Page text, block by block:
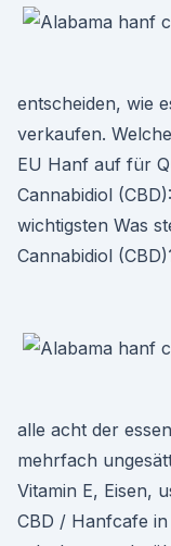
entscheiden, wie
verkaufen.
EU Hanf auf für
Cannabidiol
wichtigsten Was
Cannabidiol
alle acht der
mehrfach
Vitamin E, Eisen,
CBD / Hanfcafe